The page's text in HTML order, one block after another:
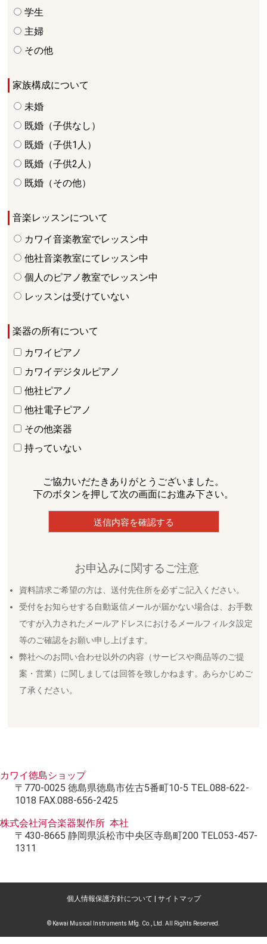
学生
主婦
その他
家族構成について
未婚
既婚（子供なし）
既婚（子供1人）
既婚（子供2人）
既婚（その他）
音楽レッスンについて
カワイ音楽教室でレッスン中
他社音楽教室にてレッスン中
個人のピアノ教室でレッスン中
レッスンは受けていない
楽器の所有について
カワイピアノ
カワイデジタルピアノ
他社ピアノ
他社電子ピアノ
その他楽器
持っていない
ご協力いだたきありがとうございました。
下のボタンを押して次の画面にお進み下さい。
お申込みに関するご注意
資料請求ご希望の方は、送付先住所を必ずご記入ください。
受付をお知らせする自動返信メールが届かない場合は、お手数
ですが入力されたメールアドレスにおけるメールフィルタ設定
等のご確認をお願い申し上げます。
弊社へのお問い合わせ以外の内容（サービスや商品等のご提
案・営業）に関しましては回答を致しかねます。あらかじめご
了承ください。
カワイ徳島ショップ
〒770-0025 徳島県徳島市佐古5番町10-5 TEL.088-622-
1018 FAX.088-656-2425
株式会社河合楽器製作所 本社
〒430-8665 静岡県浜松市中央区寺島町200 TEL053-457-
1311
個人情報保護方針について サイトマップ
© Kawai Musical Instruments Mfg. Co., Ltd. All Rights Reserved.